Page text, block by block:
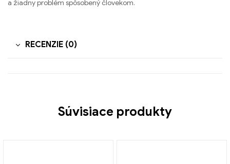
a žiadny problém spôsobený človekom.
RECENZIE (0)
Súvisiace produkty